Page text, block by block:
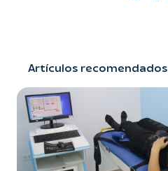
Artículos recomendados